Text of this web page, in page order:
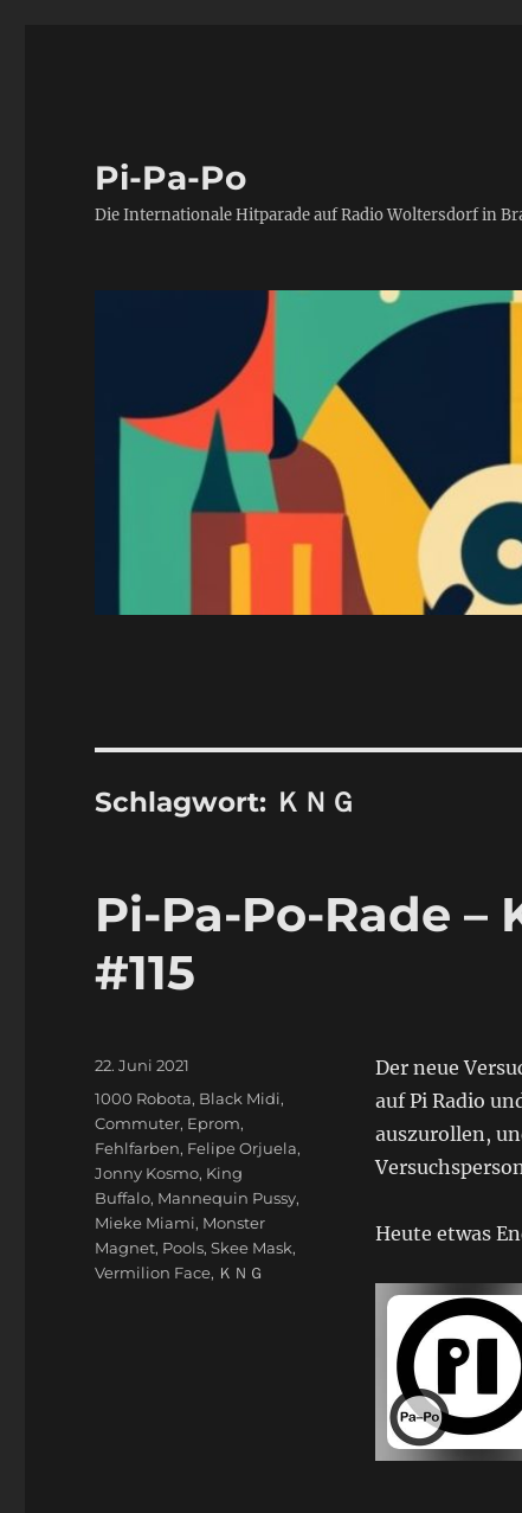
Pi-Pa-Po
Die Internationale Hitparade auf Radio Woltersdorf in
Schlagwort: ＫＮＧ
Pi-Pa-Po-Rade –
#115
Der neue
auf Pi Radio
auszurollen,
Heute etwas
Veröffentlicht
am
22. Juni 2021
Schlagwörter
1000 Robota, Black Midi,
Commuter, Eprom,
Fehlfarben, Felipe Orjuela,
Jonny Kosmo, King
Buffalo, Mannequin Pussy,
Mieke Miami, Monster
Magnet, Pools,Skee Mask,
Vermilion Face, ＫＮＧ